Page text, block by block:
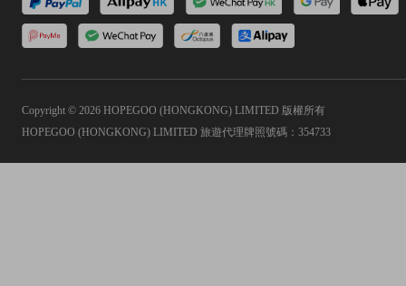
Copyright © 2026 HOPEGOO (HONGKONG) LIMITED 版權所有
HOPEGOO (HONGKONG) LIMITED 旅遊代理牌照號碼：354733